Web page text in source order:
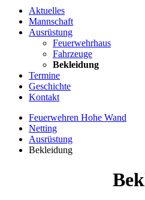
Aktuelles
Mannschaft
Ausrüstung
Feuerwehrhaus
Fahrzeuge
Bekleidung
Termine
Geschichte
Kontakt
Feuerwehren Hohe Wand
Netting
Ausrüstung
Bekleidung